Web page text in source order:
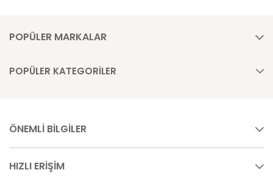
POPÜLER MARKALAR
POPÜLER KATEGORİLER
ÖNEMLİ BİLGİLER
HIZLI ERİŞİM